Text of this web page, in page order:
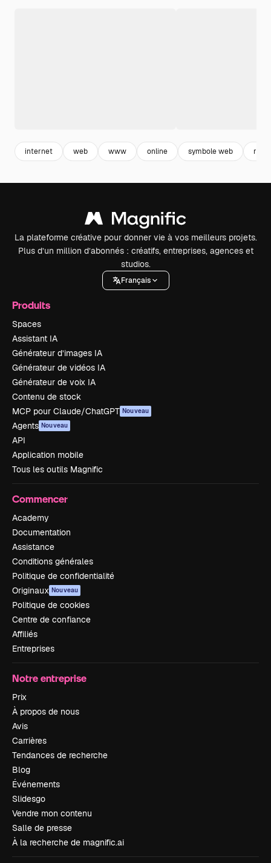
internet web www online symbole web
La plateforme créative pour donner vie à vos meilleurs projets.
Plus d’un million d’abonnés : créatifs, entreprises, agences et
studios.
Français
Produits
Spaces
Assistant IA
Générateur d’images IA
Générateur de vidéos IA
Générateur de voix IA
Contenu de stock
MCP pour Claude/ChatGPT Nouveau
Agents Nouveau
API
Application mobile
Tous les outils Magnific
Commencer
Academy
Documentation
Assistance
Conditions générales
Politique de confidentialité
Originaux Nouveau
Politique de cookies
Centre de confiance
Affiliés
Entreprises
Notre entreprise
Prix
À propos de nous
Avis
Carrières
Tendances de recherche
Blog
Événements
Slidesgo
Vendre mon contenu
Salle de presse
À la recherche de magnific.ai